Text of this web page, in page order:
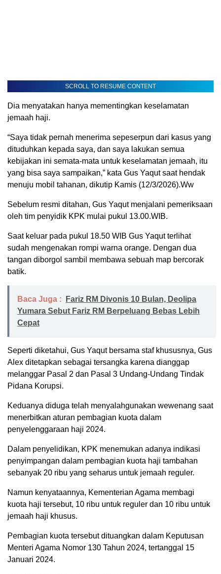
SCROLL TO RESUME CONTENT
Dia menyatakan hanya mementingkan keselamatan
jemaah haji.
“Saya tidak pernah menerima sepeserpun dari kasus yang
dituduhkan kepada saya, dan saya lakukan semua
kebijakan ini semata-mata untuk keselamatan jemaah, itu
yang bisa saya sampaikan,” kata Gus Yaqut saat hendak
menuju mobil tahanan, dikutip Kamis (12/3/2026).Ww
Sebelum resmi ditahan, Gus Yaqut menjalani pemeriksaan
oleh tim penyidik KPK mulai pukul 13.00.WIB.
Saat keluar pada pukul 18.50 WIB Gus Yaqut terlihat
sudah mengenakan rompi warna orange. Dengan dua
tangan diborgol sambil membawa sebuah map bercorak
batik.
Baca Juga :
Fariz RM Divonis 10 Bulan, Deolipa
Yumara Sebut Fariz RM Berpeluang Bebas Lebih
Cepat
Seperti diketahui, Gus Yaqut bersama staf khususnya, Gus
Alex ditetapkan sebagai tersangka karena dianggap
melanggar Pasal 2 dan Pasal 3 Undang-Undang Tindak
Pidana Korupsi.
Keduanya diduga telah menyalahgunakan wewenang saat
menerbitkan aturan pembagian kuota dalam
penyelenggaraan haji 2024.
Dalam penyelidikan, KPK menemukan adanya indikasi
penyimpangan dalam pembagian kuota haji tambahan
sebanyak 20 ribu yang seharus untuk jemaah reguler.
Namun kenyataannya, Kementerian Agama membagi
kuota haji tersebut, 10 ribu untuk reguler dan 10 ribu untuk
jemaah haji khusus.
Pembagian kuota tersebut dituangkan dalam Keputusan
Menteri Agama Nomor 130 Tahun 2024, tertanggal 15
Januari 2024.